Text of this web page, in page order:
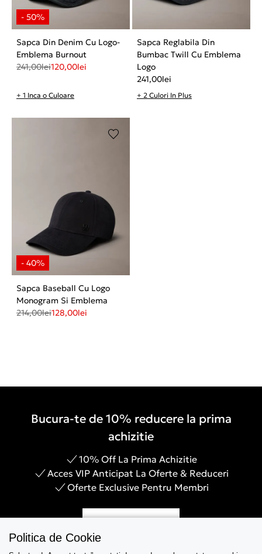
Sapca Din Denim Cu Logo-
Emblema Burnout
241,00lei120,00lei
+ 1 Inca o Culoare
Sapca Reglabila Din
Bumbac Twill Cu Emblema
Logo
241,00lei
+ 2 Culori In Plus
Sapca Baseball Cu Logo
Monogram Si Emblema
214,00lei128,00lei
Bucura-te de 10% reducere la prima
achizitie
10% Off La Prima Achizitie
Acces VIP Anticipat La Oferte & Reduceri
Oferte Exclusive Pentru Membri
Politica de Cookie